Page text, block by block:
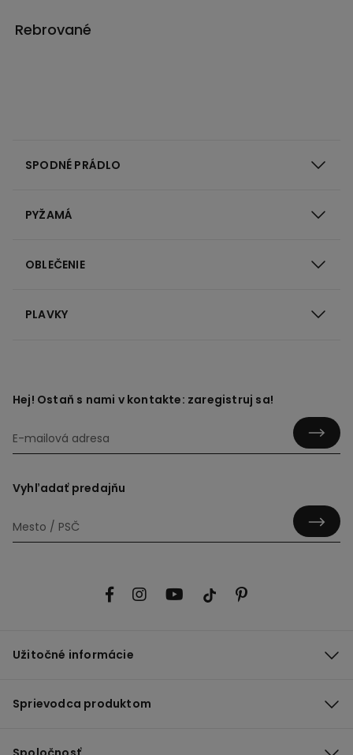
Rebrované
SPODNÉ PRÁDLO
PYŽAMÁ
OBLEČENIE
PLAVKY
Hej! Ostaň s nami v kontakte: zaregistruj sa!
Vyhľadať predajňu
Užitočné informácie
Sprievodca produktom